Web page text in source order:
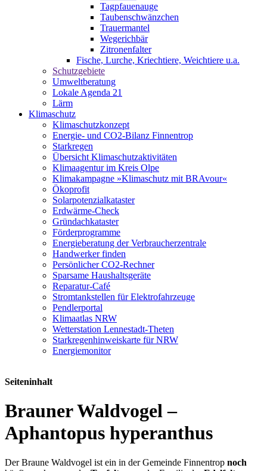
Tagpfauenauge
Taubenschwänzchen
Trauermantel
Wegerichbär
Zitronenfalter
Fische, Lurche, Kriechtiere, Weichtiere u.a.
Schutzgebiete
Umweltberatung
Lokale Agenda 21
Lärm
Klimaschutz
Klimaschutzkonzept
Energie- und CO2-Bilanz Finnentrop
Starkregen
Übersicht Klimaschutzaktivitäten
Klimaagentur im Kreis Olpe
Klimakampagne »Klimaschutz mit BRAvour«
Ökoprofit
Solarpotenzialkataster
Erdwärme-Check
Gründachkataster
Förderprogramme
Energieberatung der Verbraucherzentrale
Handwerker finden
Persönlicher CO2-Rechner
Sparsame Haushaltsgeräte
Reparatur-Café
Stromtankstellen für Elektrofahrzeuge
Pendlerportal
Klimaatlas NRW
Wetterstation Lennestadt-Theten
Starkregenhinweiskarte für NRW
Energiemonitor
Seiteninhalt
Brauner Waldvogel –
Aphantopus hyperanthus
Der Braune Waldvogel ist ein in der Gemeinde Finnentrop noch